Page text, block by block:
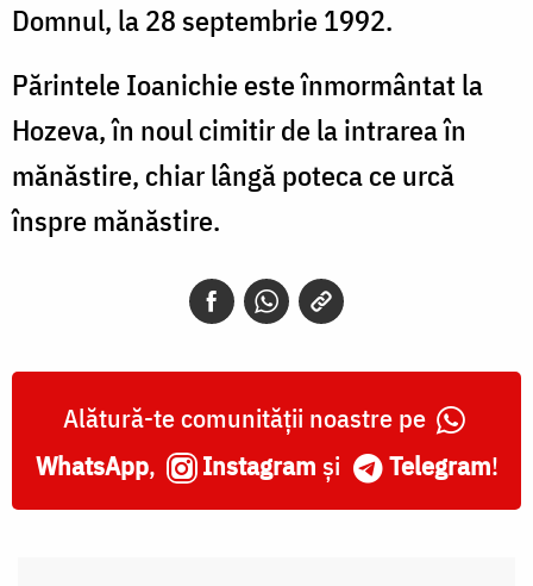
Domnul, la 28 septembrie 1992.
Părintele Ioanichie este înmormântat la
Hozeva, în noul cimitir de la intrarea în
mănăstire, chiar lângă poteca ce urcă
înspre mănăstire.
Alătură-te comunității noastre pe
WhatsApp, Instagram și Telegram!